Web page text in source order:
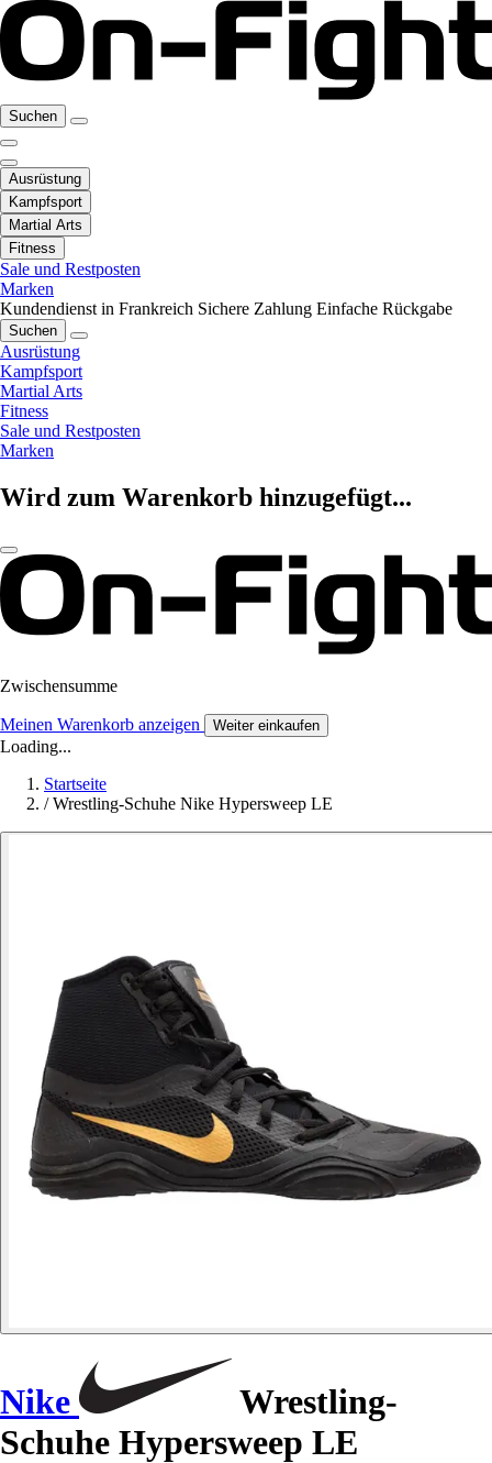
Suchen
Ausrüstung
Kampfsport
Martial Arts
Fitness
Sale und Restposten
Marken
Kundendienst in Frankreich Sichere Zahlung Einfache Rückgabe
Suchen
Ausrüstung
Kampfsport
Martial Arts
Fitness
Sale und Restposten
Marken
Wird zum Warenkorb hinzugefügt...
Zwischensumme
Meinen Warenkorb anzeigen Weiter einkaufen
Loading...
Startseite
/ Wrestling-Schuhe Nike Hypersweep LE
Nike
Wrestling-
Schuhe Hypersweep LE